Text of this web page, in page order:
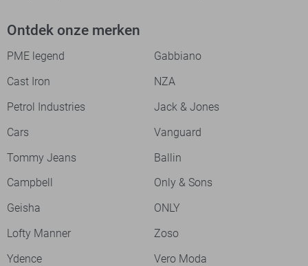
Ontdek onze merken
PME legend
Gabbiano
Cast Iron
NZA
Petrol Industries
Jack & Jones
Cars
Vanguard
Tommy Jeans
Ballin
Campbell
Only & Sons
Geisha
ONLY
Lofty Manner
Zoso
Ydence
Vero Moda